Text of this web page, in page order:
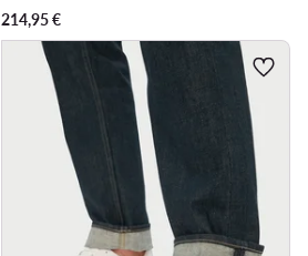
214,95€